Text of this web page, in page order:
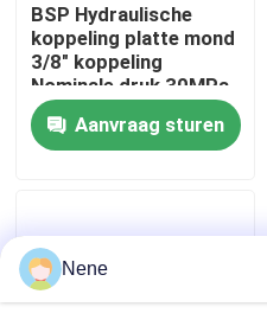
Kwaliteitscontrole
Neem contact met ons op
Vraag een offerte
BSP Hydraulische
koppeling platte mond
3/8" koppeling
Nominale druk 30MPa
Pneumatische
pijpkoppelingen
Aanvraag sturen
Nene